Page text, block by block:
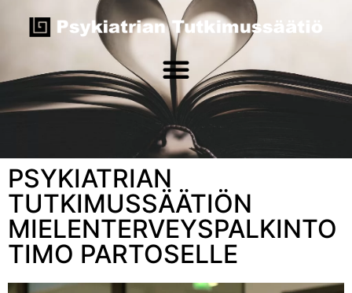
PSYKIATRIAN
TUTKIMUSSÄÄTIÖN
MIELENTERVEYSPALKINTO
TIMO PARTOSELLE